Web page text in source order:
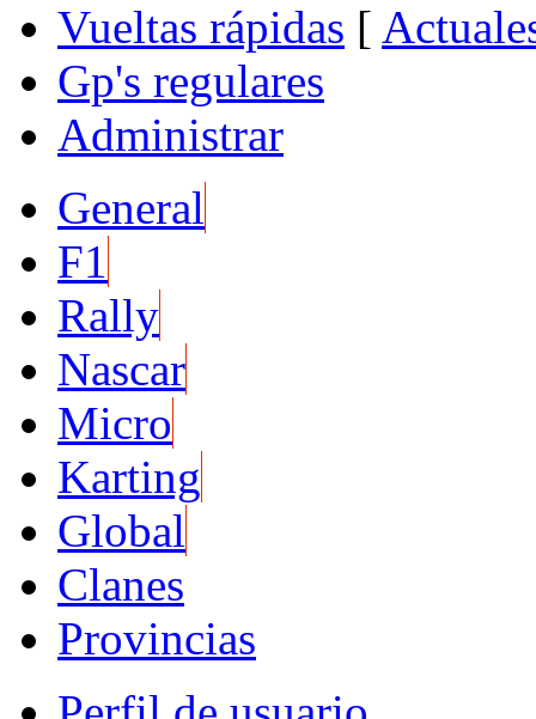
Vueltas rápidas [
Gp's regulares
Administrar
General
F1
Rally
Nascar
Micro
Karting
Global
Clanes
Provincias